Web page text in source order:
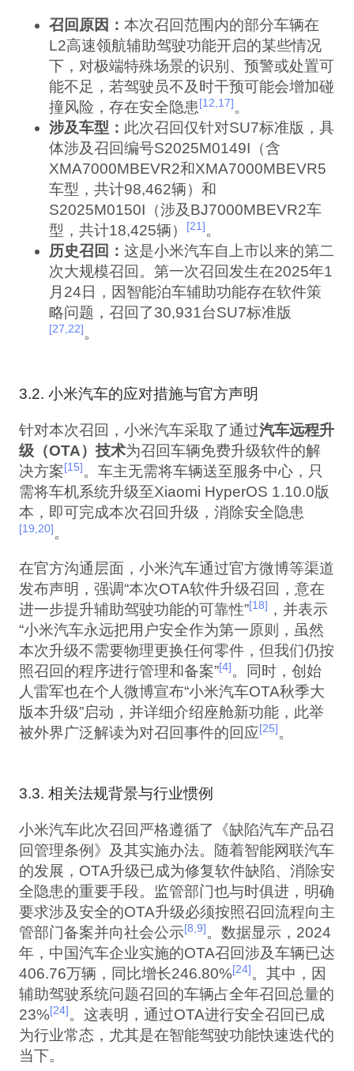
召回原因：本次召回范围内的部分车辆在
L2高速领航辅助驾驶功能开启的某些情况
下，对极端特殊场景的识别、预警或处置可
能不足，若驾驶员不及时干预可能会增加碰
撞风险，存在安全隐患[12,17]。
涉及车型： 此次召回仅针对SU7标准版，具
体涉及召回编号S2025M0149I（含
XMA7000MBEVR2和XMA7000MBEVR5
车型，共计98,462辆）和
S2025M0150I（涉及BJ7000MBEVR2车
型，共计18,425辆）
[21]。
历史召回：这是小米汽车自上市以来的第二
次大规模召回。第一次召回发生在2025年1
月24日，因智能泊车辅助功能存在软件策
略问题，召回了30,931台SU7标准版
[27,22]。
3.2. 小米汽车的应对措施与官方声明
针对本次召回，小米汽车采取了通过汽车远程升
级（OTA）技术为召回车辆免费升级软件的解
决方案[15]。车主无需将车辆送至服务中心，只
需将车机系统升级至Xiaomi HyperOS 1.10.0版
本，即可完成本次召回升级，消除安全隐患
[19,20]。
在官方沟通层面，小米汽车通过官方微博等渠道
发布声明，强调“本次OTA软件升级召回，意在
进一步提升辅助驾驶功能的可靠性”[18] ，并表示
“小米汽车永远把用户安全作为第一原则，虽然
本次升级不需要物理更换任何零件，但我们仍按
照召回的程序进行管理和备案”[4]。同时，创始
人雷军也在个人微博宣布“小米汽车OTA秋季大
版本升级”启动，并详细介绍座舱新功能，此举
被外界广泛解读为对召回事件的回应[25]。
3.3. 相关法规背景与行业惯例
小米汽车此次召回严格遵循了《缺陷汽车产品召
回管理条例》及其实施办法。随着智能网联汽车
的发展，OTA升级已成为修复软件缺陷、消除安
全隐患的重要手段。监管部门也与时俱进，明确
要求涉及安全的OTA升级必须按照召回流程向主
管部门备案并向社会公示[8,9]。数据显示，2024
年，中国汽车企业实施的OTA召回涉及车辆已达
406.76万辆，同比增长246.80%[24]。其中，因
辅助驾驶系统问题召回的车辆占全年召回总量的
23%[24]。这表明，通过OTA进行安全召回已成
为行业常态，尤其是在智能驾驶功能快速迭代的
当下。